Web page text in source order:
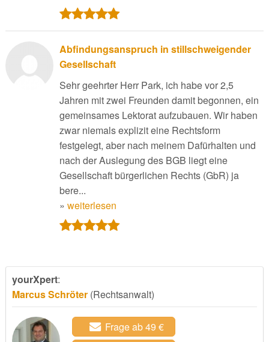
Abfindungsanspruch in stillschweigender
Gesellschaft
Sehr geehrter Herr Park, ich habe vor 2,5
Jahren mit zwei Freunden damit begonnen, ein
gemeinsames Lektorat aufzubauen. Wir haben
zwar niemals explizit eine Rechtsform
festgelegt, aber nach meinem Dafürhalten und
nach der Auslegung des BGB liegt eine
Gesellschaft bürgerlichen Rechts (GbR) ja
bere...
» weiterlesen
yourXpert:
Marcus Schröter(Rechtsanwalt)
Frage ab 49 €